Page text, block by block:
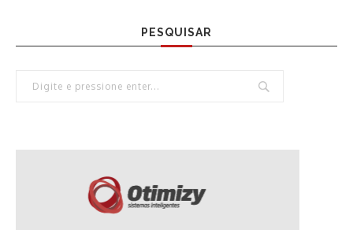
PESQUISAR